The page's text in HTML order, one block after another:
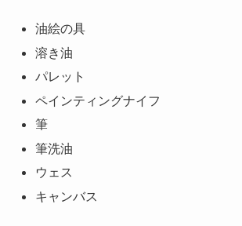
油絵の具
溶き油
パレット
ペインティングナイフ
筆
筆洗油
ウェス
キャンバス